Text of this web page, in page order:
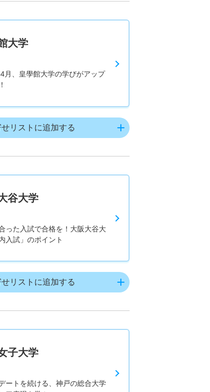
大学
月、皇學館大学の学びがアップ
リストに追加する
谷大学
った入試で合格を！大阪大谷大
入試」のポイント
リストに追加する
子大学
ートを続ける、神戸の総合大学